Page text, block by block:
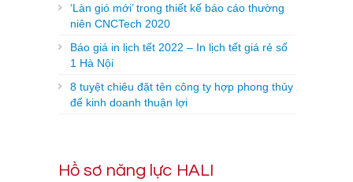
‘Làn gió mới’ trong thiết kế báo cáo thường
niên CNCTech 2020
Báo giá in lịch tết 2022 – In lịch tết giá rẻ số
1 Hà Nội
8 tuyệt chiêu đặt tên công ty hợp phong thủy
để kinh doanh thuận lợi
Hồ sơ năng lực HALI